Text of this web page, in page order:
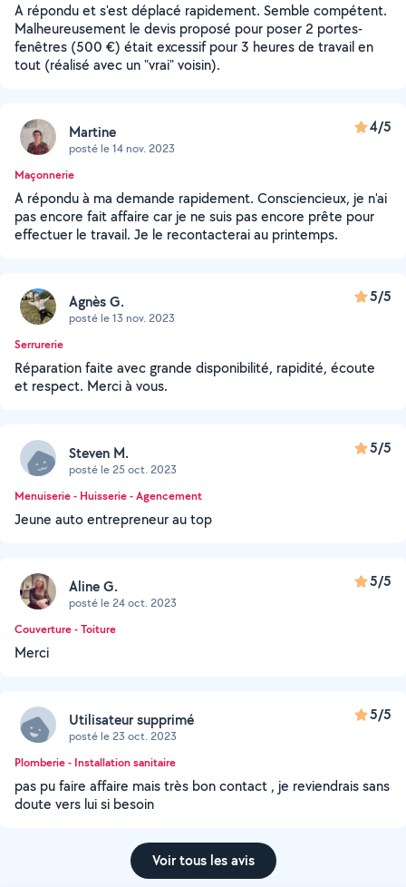
A répondu et s'est déplacé rapidement. Semble compétent.
Malheureusement le devis proposé pour poser 2 portes-
fenêtres (500 €) était excessif pour 3 heures de travail en
tout (réalisé avec un "vrai" voisin).
Martine
posté le 14 nov. 2023
4/5
Maçonnerie
A répondu à ma demande rapidement. Consciencieux, je n'ai
pas encore fait affaire car je ne suis pas encore prête pour
effectuer le travail. Je le recontacterai au printemps.
Agnès G.
posté le 13 nov. 2023
5/5
Serrurerie
Réparation faite avec grande disponibilité, rapidité, écoute
et respect. Merci à vous.
Steven M.
posté le 25 oct. 2023
5/5
Menuiserie - Huisserie - Agencement
Jeune auto entrepreneur au top
Aline G.
posté le 24 oct. 2023
5/5
Couverture - Toiture
Merci
Utilisateur supprimé
posté le 23 oct. 2023
5/5
Plomberie - Installation sanitaire
pas pu faire affaire mais très bon contact , je reviendrais sans
doute vers lui si besoin
Voir tous les avis